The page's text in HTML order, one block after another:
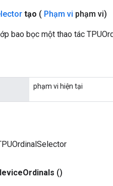
tạo ( Phạm vi phạm vi)
bao bọc một thao tác
phạm vi hiện tại
Ordinals ()